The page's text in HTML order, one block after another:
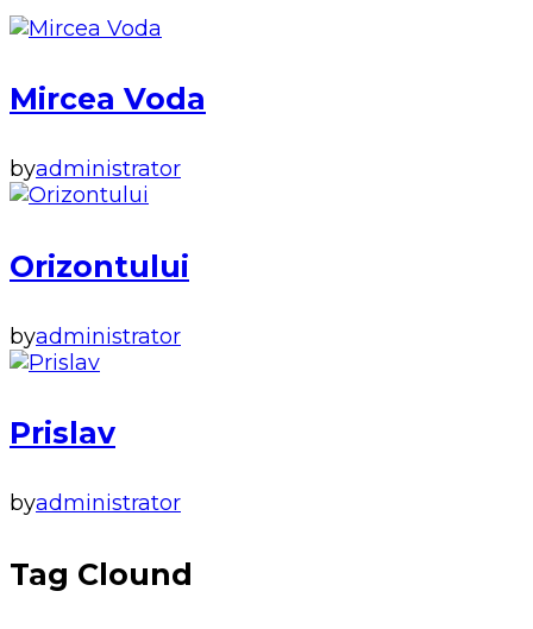
Mircea Voda
byadministrator
Orizontului
byadministrator
Prislav
byadministrator
Tag Clound